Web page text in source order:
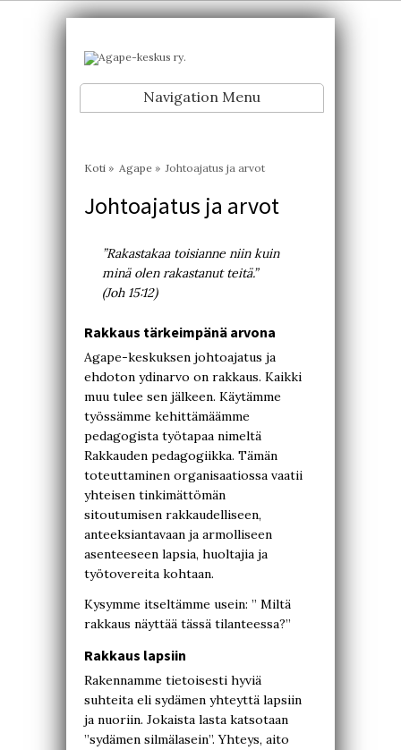
Navigation Menu
Koti » Agape »Johtoajatus ja arvot
Johtoajatus ja arvot
”Rakastakaa toisianne niin kuin
minä olen rakastanut teitä.”
(Joh 15:12)
Rakkaus tärkeimpänä arvona
Agape-keskuksen johtoajatus ja
ehdoton ydinarvo on rakkaus. Kaikki
muu tulee sen jälkeen. Käytämme
työssämme kehittämäämme
pedagogista työtapaa nimeltä
Rakkauden pedagogiikka. Tämän
toteuttaminen organisaatiossa vaatii
yhteisen tinkimättömän
sitoutumisen rakkaudelliseen,
anteeksiantavaan ja armolliseen
asenteeseen lapsia, huoltajia ja
työtovereita kohtaan.
Kysymme itseltämme usein: ” Miltä
rakkaus näyttää tässä tilanteessa?”
Rakkaus lapsiin
Rakennamme tietoisesti hyviä
suhteita eli sydämen yhteyttä lapsiin
ja nuoriin. Jokaista lasta katsotaan
”sydämen silmälasein”. Yhteys, aito